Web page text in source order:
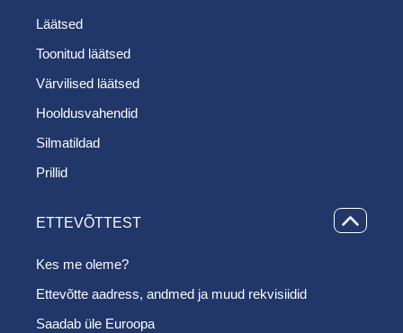
Läätsed
Toonitud läätsed
Värvilised läätsed
Hooldusvahendid
Silmatildad
Prillid
ETTEVÕTTEST
Kes me oleme?
Ettevõtte aadress, andmed ja muud rekvisiidid
Saadab üle Euroopa